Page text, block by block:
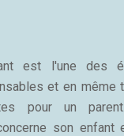
est l'une des
et en même
pour un
son enfant